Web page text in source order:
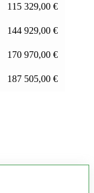
115 329,00 €
144 929,00 €
170 970,00 €
187 505,00 €